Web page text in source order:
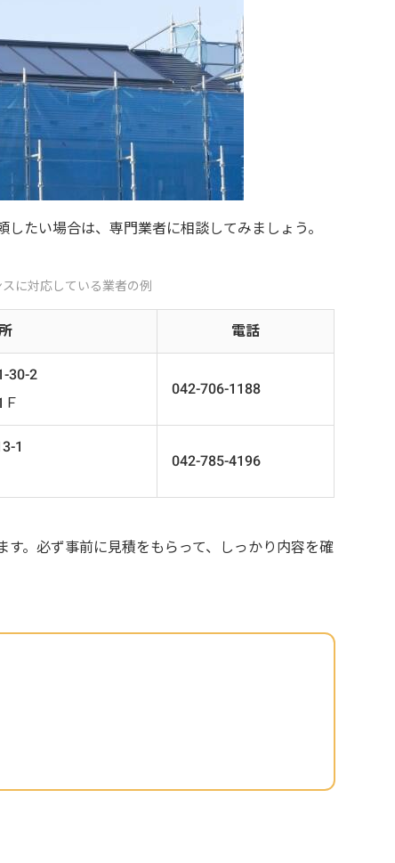
たい場合は、専門業者に相談してみましょう。
に対応している業者の例
電話
30-2
042-706-1188
1
042-785-4196
。必ず事前に見積をもらって、しっかり内容を確